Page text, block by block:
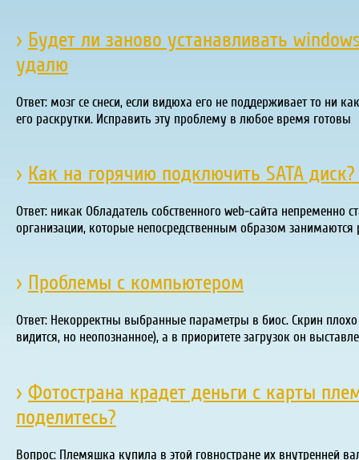
› Будет ли заново устанавливать
удалю
Ответ: мозг се снеси, если видюха его не поддерживает то ни
его раскрутки. Исправить эту проблему в любое время готовы
› Как на горячию подключить SATA
Ответ: никак Обладатель собственного web-сайта
организации, которые непосредственным образом занимаются
› Проблемы с компьютером
Ответ: Некорректны выбранные параметры в биос. Скрин
видится, но неопознанное), а в приоритете загрузок он
› Фотострана крадет деньги с карты
поделитесь?
Вопрос: Племяшка купила в этой говностране их внутренней